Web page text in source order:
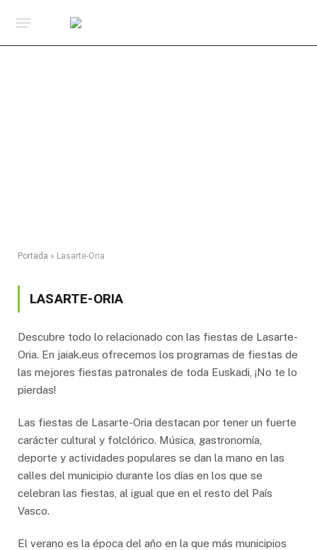
Portada » Lasarte-Oria
LASARTE-ORIA
Descubre todo lo relacionado con las fiestas de Lasarte-
Oria. En jaiak.eus ofrecemos los programas de fiestas de
las mejores fiestas patronales de toda Euskadi, ¡No te lo
pierdas!
Las fiestas de Lasarte-Oria destacan por tener un fuerte
carácter cultural y folclórico. Música, gastronomía,
deporte y actividades populares se dan la mano en las
calles del municipio durante los días en los que se
celebran las fiestas, al igual que en el resto del País
Vasco.
El verano es la época del año en la que más municipios